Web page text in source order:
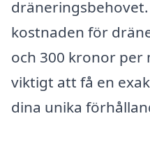
kostnaden för
och 300 kronor per
viktigt att få en
dina unika